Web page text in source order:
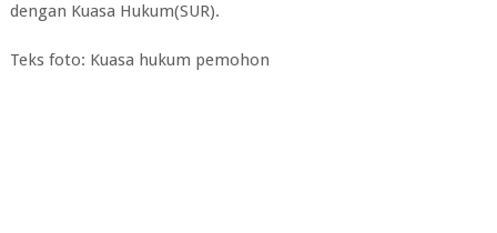
dengan Kuasa Hukum(SUR).
Teks foto: Kuasa hukum pemohon